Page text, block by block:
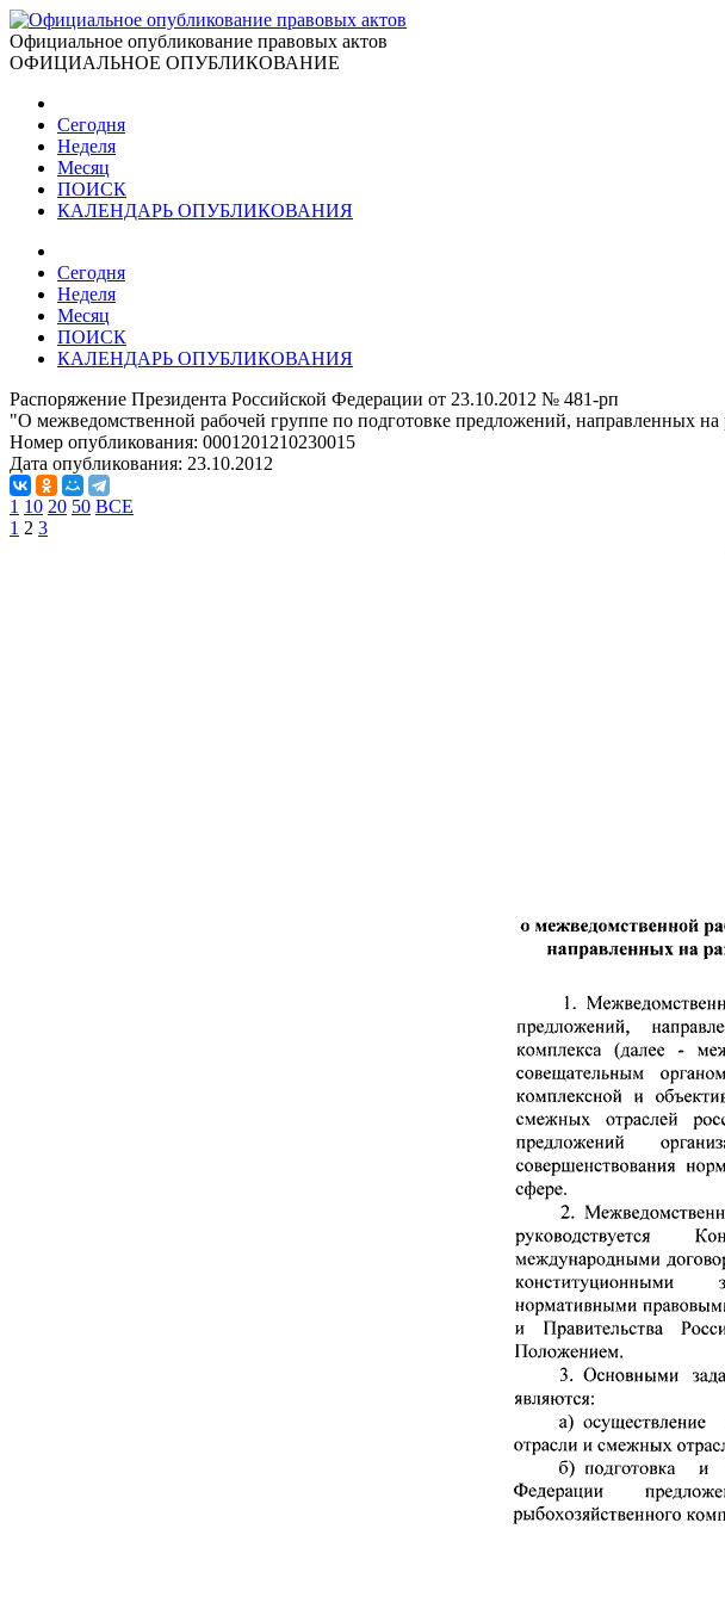
Официальное опубликование правовых актов
ОФИЦИАЛЬНОЕ ОПУБЛИКОВАНИЕ
Сегодня
Неделя
Месяц
ПОИСК
КАЛЕНДАРЬ ОПУБЛИКОВАНИЯ
Сегодня
Неделя
Месяц
ПОИСК
КАЛЕНДАРЬ ОПУБЛИКОВАНИЯ
Распоряжение Президента Российской Федерации от 23.10.2012 № 481-рп
"О межведомственной рабочей группе по подготовке предложений, направленных на
Номер опубликования: 0001201210230015
Дата опубликования: 23.10.2012
1 10 20 50 ВСЕ
1 2 3